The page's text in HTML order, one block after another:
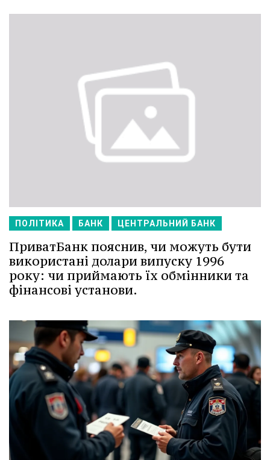
ПОЛІТИКА БАНК ЦЕНТРАЛЬНИЙ БАНК
ПриватБанк пояснив, чи можуть бути
використані долари випуску 1996
року: чи приймають їх обмінники та
фінансові установи.